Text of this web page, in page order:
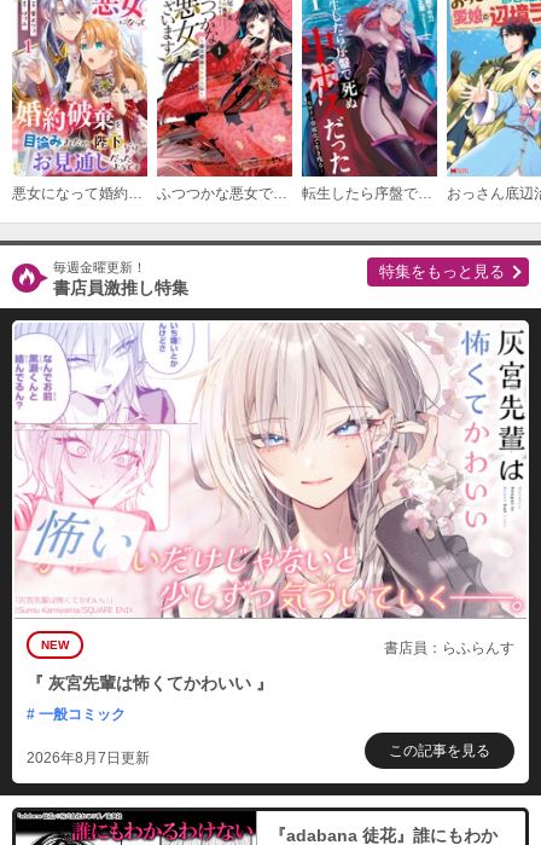
第８話
必要ポイント：180
購入する
第９話
必要ポイント：180
購入する
購入する
第11話
必要ポイント：180
購入する
毎週金曜更新！
書店員激推し特集
特集をもっと見る
NEW 書店員：らふらんす
『 灰宮先輩は怖くてかわいい 』
# 一般コミック
2026年8月7日更新 この記事を見る
『adabana 徒花』誰にもわか